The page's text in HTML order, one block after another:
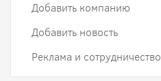
Добавить компанию
Добавить новость
Реклама и сотрудничество